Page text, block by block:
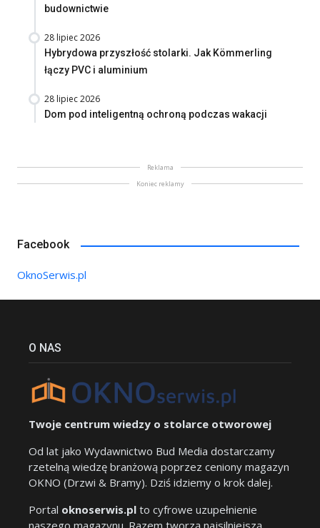
budownictwie
28 lipiec 2026
Hybrydowa przyszłość stolarki. Jak Kömmerling
łączy PVC i aluminium
28 lipiec 2026
Dom pod inteligentną ochroną podczas wakacji
Reklama
Koniec reklamy
Facebook
OknoSerwis.pl
O NAS
Twoje centrum wiedzy o stolarce otworowej
Od lat jako Wydawnictwo Bud Media dostarczamy
rzetelną wiedzę branżową poprzez ceniony magazyn
OKNO (Drzwi & Bramy). Dziś idziemy o krok dalej.
Portal oknoserwis.pl to cyfrowe uzupełnienie